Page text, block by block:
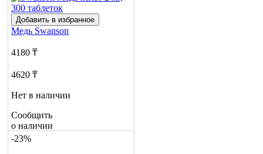
Добавить в избранное
Медь Swanson
4180 ₸
4620 ₸
Нет в наличии
Сообщить
о наличии
3
-23%